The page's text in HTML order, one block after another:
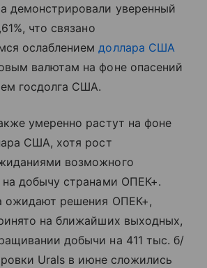
демонстрировали уверенный
что связано
ослаблениемдоллара США
валютам на фоне опасений
госдолга США.
умеренно растут на фоне
США, хотя рост
возможного
на добычу странами ОПЕК+.
ожидают решения ОПЕК+,
на ближайших выходных,
добычи на 411 тыс. б/
Urals в июне сложились